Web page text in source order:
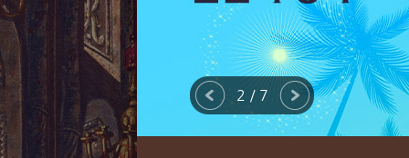
2 / 7